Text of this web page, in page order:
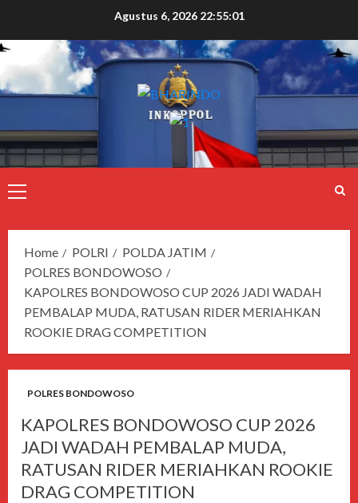
Agustus 6, 2026 22:55:02
Home POLRI
POLDA JATIM
POLRES BONDOWOSO
KAPOLRES BONDOWOSO CUP 2026 JADI WADAH
PEMBALAP MUDA, RATUSAN RIDER MERIAHKAN
ROOKIE DRAG COMPETITION
POLRES BONDOWOSO
KAPOLRES BONDOWOSO CUP 2026
JADI WADAH PEMBALAP MUDA,
RATUSAN RIDER MERIAHKAN ROOKIE
DRAG COMPETITION